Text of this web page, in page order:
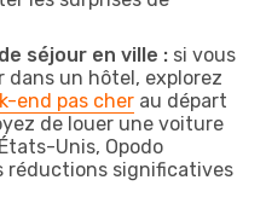
séjour en ville : si vous
dans un hôtel, explorez
end pas cher au départ
de louer une voiture
Unis, Opodo
réductions significatives